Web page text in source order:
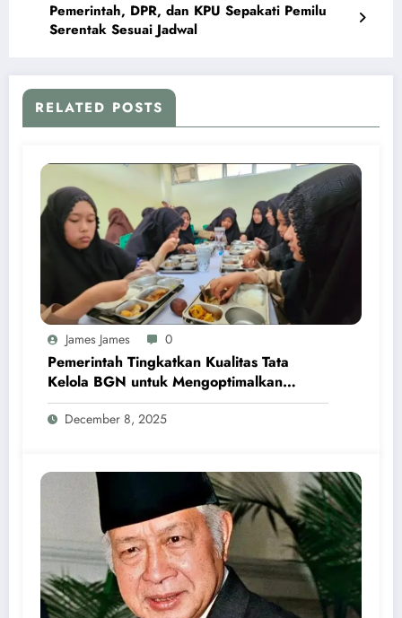
Pemerintah, DPR, dan KPU Sepakati Pemilu
Serentak Sesuai Jadwal
RELATED POSTS
James James 0
Pemerintah Tingkatkan Kualitas Tata
Kelola BGN untuk Mengoptimalkan
Program MBG
December 8, 2025